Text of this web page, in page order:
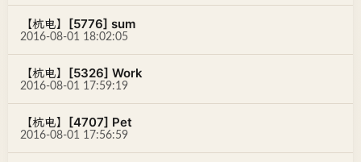
【杭电】[5776] sum
2016-08-01 18:02:05
【杭电】[5326] Work
2016-08-01 17:59:19
【杭电】[4707] Pet
2016-08-01 17:56:59